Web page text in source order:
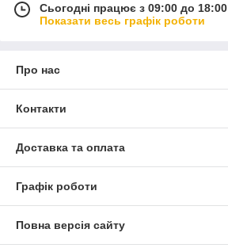
Сьогодні працює з 09:00 до 18:00
Показати весь графік роботи
Про нас
Контакти
Доставка та оплата
Графік роботи
Повна версія сайту